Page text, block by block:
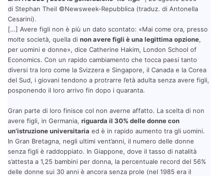
di Stephan Theil ©Newsweek-Repubblica (traduz. di Antonella
Cesarini).
[…] Avere figli non è più un dato scontato: «Mai come ora, presso
molte società, quella di non avere figli è una legittima opzione,
per uomini e donne», dice Catherine Hakim, London School of
Economics. Con un rapido cambiamento che tocca paesi tanto
diversi tra loro come la Svizzera e Singapore, il Canada e la Corea
del Sud, i giovani tendono a protrarre l’età adulta senza avere figli,
posponendo il loro arrivo fin dopo i quaranta.
Gran parte di loro finisce col non averne affatto. La scelta di non
avere figli, in Germania, riguarda il 30% delle donne con
un’istruzione universitaria ed è in rapido aumento tra gli uomini.
In Gran Bretagna, negli ultimi vent’anni, il numero delle donne
senza figli è raddoppiato. In Giappone, dove il tasso di natalità
s’attesta a 1,25 bambini per donna, la percentuale record del 56%
delle donne sui 30 anni è ancora senza prole (nel 1985 era il